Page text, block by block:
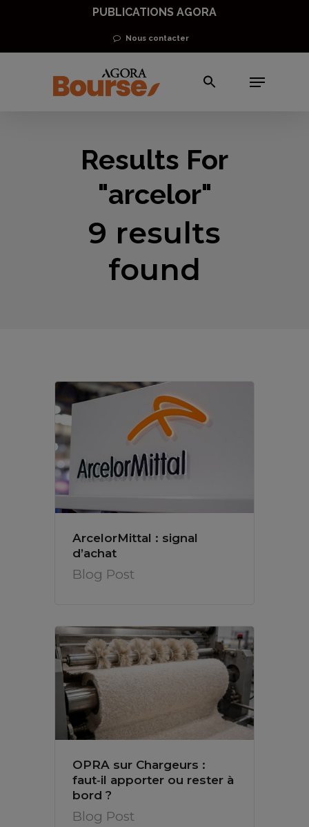
main
PUBLICATIONS AGORA
Nous contacter
Menu
Results For
"arcelor"
9 results
found
ArcelorMittal : signal
d’achat
Blog Post
OPRA sur Chargeurs :
faut‑il apporter ou rester à
bord ?
Blog Post